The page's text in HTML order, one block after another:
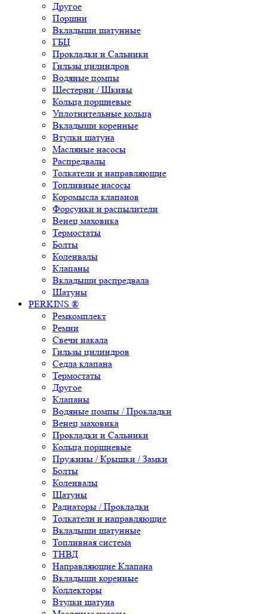
Другое
Поршни
Вкладыши шатунные
ГБЦ
Прокладки и Сальники
Гильзы цилиндров
Водяные помпы
Шестерни / Шкивы
Кольца поршневые
Уплотнительные кольца
Вкладыши коренные
Втулки шатуна
Масляные насосы
Распредвалы
Толкатели и направляющие
Топливные насосы
Коромысла клапанов
Форсунки и распылители
Венец маховика
Термостаты
Болты
Коленвалы
Клапаны
Вкладыши распредвала
Шатуны
PERKINS ®
Ремкомплект
Ремни
Свечи накала
Гильзы цилиндров
Седла клапана
Термостаты
Другое
Клапаны
Водяные помпы / Прокладки
Венец маховика
Прокладки и Сальники
Кольца поршневые
Пружины / Крышки / Замки
Болты
Коленвалы
Шатуны
Радиаторы / Прокладки
Толкатели и направляющие
Вкладыши шатунные
Топливная система
ТНВД
Направляющие Клапана
Вкладыши коренные
Коллекторы
Втулки шатуна